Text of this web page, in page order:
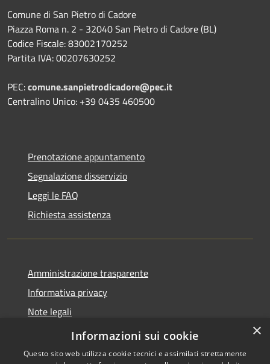
Comune di San Pietro di Cadore
Piazza Roma n. 2 - 32040 San Pietro di Cadore (BL)
Codice Fiscale: 83002170252
Partita IVA: 00207630252
PEC:comune.sanpietrodicadore@pec.it
Centralino Unico: +39 0435 460500
Prenotazione appuntamento
Segnalazione disservizio
Leggi le FAQ
Richiesta assistenza
Amministrazione trasparente
Informativa privacy
Note legali
Dichiarazione di accessibilità
×
Informazioni sui cookie
Questo sito web utilizza cookie tecnici e assimilati strettamente